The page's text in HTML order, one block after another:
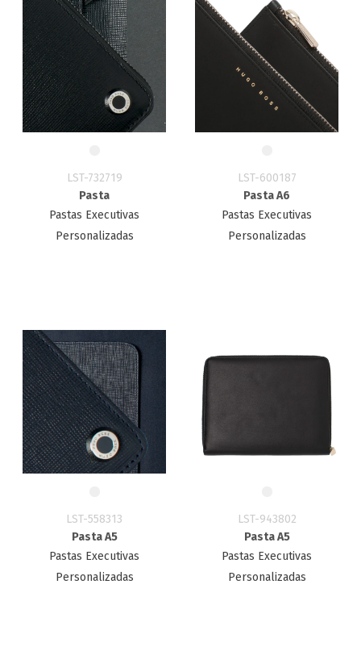
LST-732719
Pasta
Pastas Executivas
Personalizadas
LST-600187
Pasta A6
Pastas Executivas
Personalizadas
LST-558313
Pasta A5
Pastas Executivas
Personalizadas
LST-943802
Pasta A5
Pastas Executivas
Personalizadas